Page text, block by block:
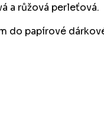
a růžová perleťová.
do papírové